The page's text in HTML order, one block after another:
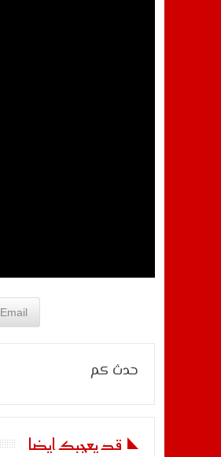
Email
حدث كم
قد يعجبك ايضا